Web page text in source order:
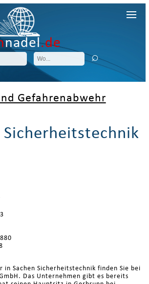
nadel.de
Gefahrenabwehr
Sicherheitstechnik
in Sachen Sicherheitstechnik finden Sie bei
Das Unternehmen gibt es bereits